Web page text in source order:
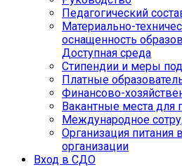
Педагогический
Материально-
оснащенность
Доступная среда
Cтипендии и меры
Платные
Финансово-
Вакантные места для
Международное
Организация питания
организации
Вход в СДО